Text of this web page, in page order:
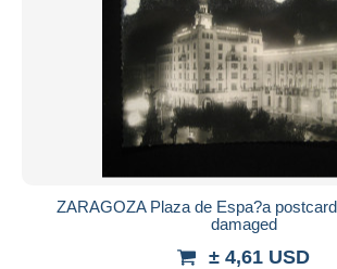
ZARAGOZA Plaza de Espa?a
damaged
± 4,61 USD